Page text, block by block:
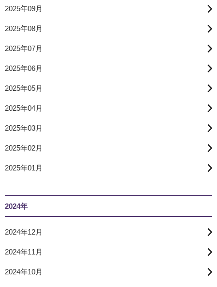
2025年09月
2025年08月
2025年07月
2025年06月
2025年05月
2025年04月
2025年03月
2025年02月
2025年01月
2024年
2024年12月
2024年11月
2024年10月